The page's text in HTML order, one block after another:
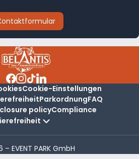
Cookie-Einstellungen
ParkordnungFAQ
policyCompliance
EVENT PARK GmbH